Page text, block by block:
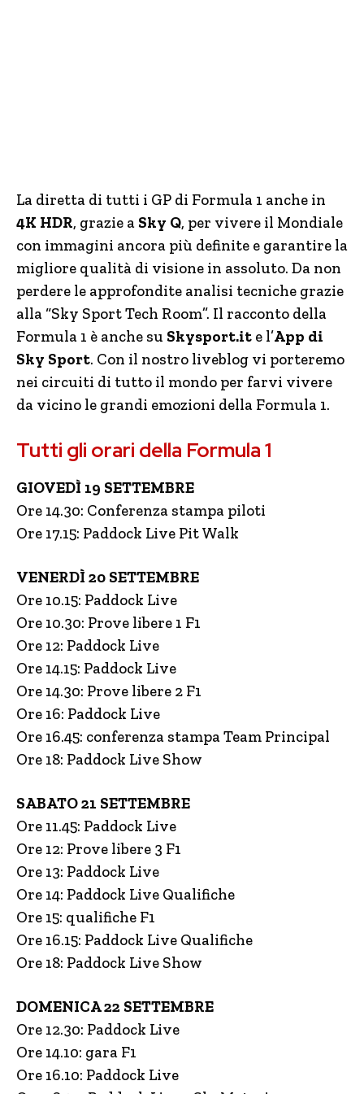
La diretta di tutti i GP di Formula 1 anche in
4K HDR, grazie a Sky Q, per vivere il Mondiale
con immagini ancora più definite e garantire la
migliore qualità di visione in assoluto. Da non
perdere le approfondite analisi tecniche grazie
alla “Sky Sport Tech Room”. Il racconto della
Formula 1 è anche su Skysport.it e l’App di
Sky Sport. Con il nostro liveblog vi porteremo
nei circuiti di tutto il mondo per farvi vivere
da vicino le grandi emozioni della Formula 1.
Tutti gli orari della Formula 1
GIOVEDÌ 19 SETTEMBRE
Ore 14.30: Conferenza stampa piloti
Ore 17.15: Paddock Live Pit Walk
VENERDÌ 20 SETTEMBRE
Ore 10.15: Paddock Live
Ore 10.30: Prove libere 1 F1
Ore 12: Paddock Live
Ore 14.15: Paddock Live
Ore 14.30: Prove libere 2 F1
Ore 16: Paddock Live
Ore 16.45: conferenza stampa Team Principal
Ore 18: Paddock Live Show
SABATO 21 SETTEMBRE
Ore 11.45: Paddock Live
Ore 12: Prove libere 3 F1
Ore 13: Paddock Live
Ore 14: Paddock Live Qualifiche
Ore 15: qualifiche F1
Ore 16.15: Paddock Live Qualifiche
Ore 18: Paddock Live Show
DOMENICA 22 SETTEMBRE
Ore 12.30: Paddock Live
Ore 14.10: gara F1
Ore 16.10: Paddock Live